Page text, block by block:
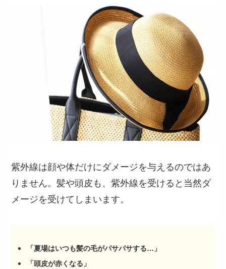
紫外線は顔や体だけにダメージを与えるのではあ
りません。髪や頭皮も、紫外線を受けると当然ダ
メージを受けてしまいます。
「夏場はいつも髪の毛がパサパサする…」
「頭皮が赤くなる」